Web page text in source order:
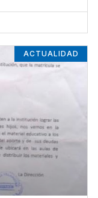
ACTUALIDAD